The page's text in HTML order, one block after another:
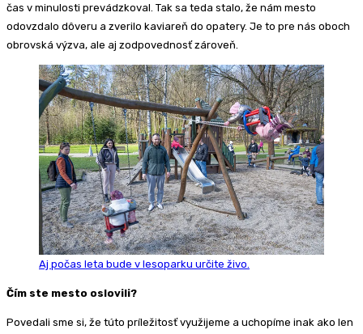
čas v minulosti prevádzkoval. Tak sa teda stalo, že nám mesto
odovzdalo dôveru a zverilo kaviareň do opatery. Je to pre nás oboch
obrovská výzva, ale aj zodpovednosť zároveň.
Aj počas leta bude v lesoparku určite živo.
Čím ste mesto oslovili?
Povedali sme si, že túto príležitosť využijeme a uchopíme inak ako len